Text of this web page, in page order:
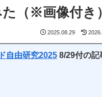
（※画像付き）
2025.08.29
自由研究20258/29付の記